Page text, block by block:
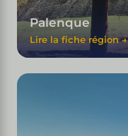
Palenque
Lire la fiche région →